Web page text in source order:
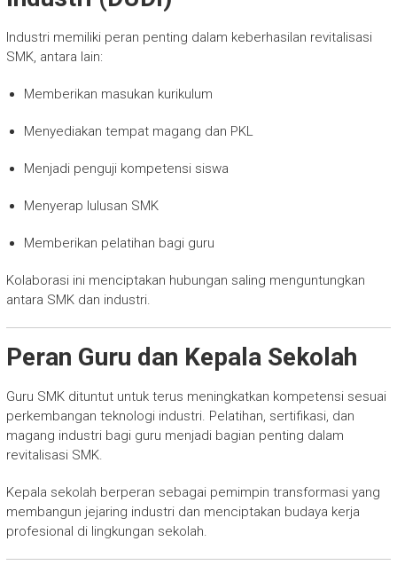
Industri memiliki peran penting dalam keberhasilan revitalisasi
SMK, antara lain:
Memberikan masukan kurikulum
Menyediakan tempat magang dan PKL
Menjadi penguji kompetensi siswa
Menyerap lulusan SMK
Memberikan pelatihan bagi guru
Kolaborasi ini menciptakan hubungan saling menguntungkan
antara SMK dan industri.
Peran Guru dan Kepala Sekolah
Guru SMK dituntut untuk terus meningkatkan kompetensi sesuai
perkembangan teknologi industri. Pelatihan, sertifikasi, dan
magang industri bagi guru menjadi bagian penting dalam
revitalisasi SMK.
Kepala sekolah berperan sebagai pemimpin transformasi yang
membangun jejaring industri dan menciptakan budaya kerja
profesional di lingkungan sekolah.